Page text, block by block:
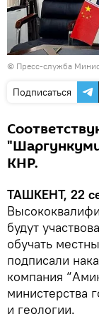
© Пресс-служба
Подписаться
КНР.
ТАШКЕНТ, 22
будут
обучать
подписали
компания
министерства
и геологии.